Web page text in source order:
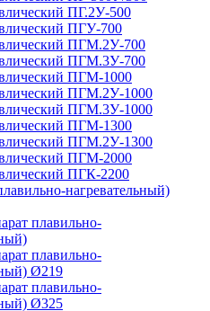
ПГ.2У-500
ПГУ-700
ПГМ.2У-700
ПГМ.3У-700
ПГМ-1000
ПГМ.2У-1000
ПГМ.3У-1000
ПГМ-1300
ПГМ.2У-1300
ПГМ-2000
ПГК-2200
нагревательный)
плавильно-
плавильно-
Ø219
плавильно-
Ø325